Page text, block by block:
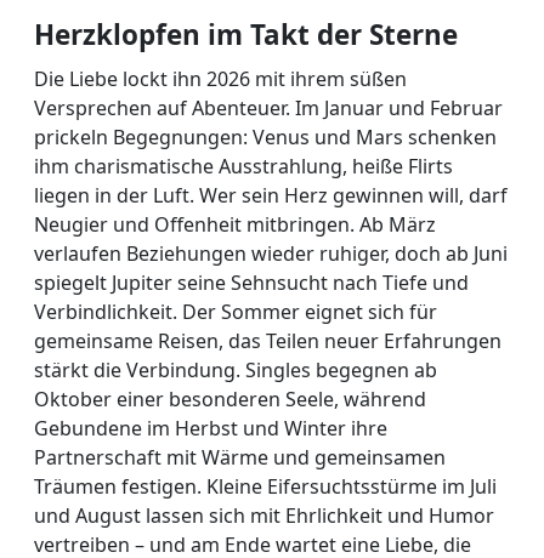
Herzklopfen im Takt der Sterne
Die Liebe lockt ihn 2026 mit ihrem süßen
Versprechen auf Abenteuer. Im Januar und Februar
prickeln Begegnungen: Venus und Mars schenken
ihm charismatische Ausstrahlung, heiße Flirts
liegen in der Luft. Wer sein Herz gewinnen will, darf
Neugier und Offenheit mitbringen. Ab März
verlaufen Beziehungen wieder ruhiger, doch ab Juni
spiegelt Jupiter seine Sehnsucht nach Tiefe und
Verbindlichkeit. Der Sommer eignet sich für
gemeinsame Reisen, das Teilen neuer Erfahrungen
stärkt die Verbindung. Singles begegnen ab
Oktober einer besonderen Seele, während
Gebundene im Herbst und Winter ihre
Partnerschaft mit Wärme und gemeinsamen
Träumen festigen. Kleine Eifersuchtsstürme im Juli
und August lassen sich mit Ehrlichkeit und Humor
vertreiben – und am Ende wartet eine Liebe, die